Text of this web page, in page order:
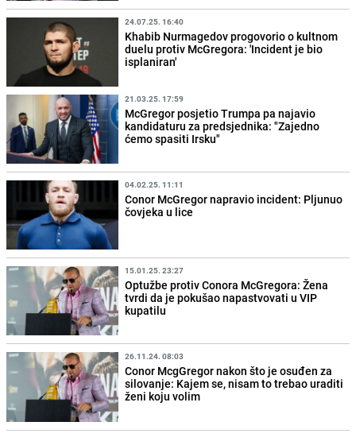
24.07.25. 16:40
Khabib Nurmagedov progovorio o kultnom
duelu protiv McGregora: 'Incident je bio
isplaniran'
21.03.25. 17:59
McGregor posjetio Trumpa pa najavio
kandidaturu za predsjednika: "Zajedno
ćemo spasiti Irsku"
04.02.25. 11:11
Conor McGregor napravio incident: Pljunuo
čovjeka u lice
15.01.25. 23:27
Optužbe protiv Conora McGregora: Žena
tvrdi da je pokušao napastvovati u VIP
kupatilu
26.11.24. 08:03
Conor McgGregor nakon što je osuđen za
silovanje: Kajem se, nisam to trebao uraditi
ženi koju volim